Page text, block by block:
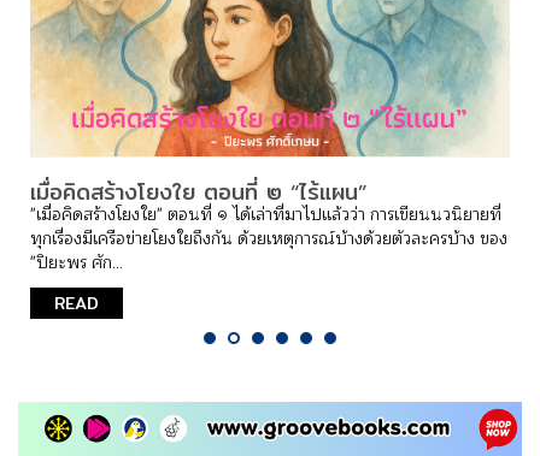
เมื่อคิดสร้างโยงใย ตอนที่ ๒ “ไร้แผน”
"เมื่อคิดสร้างโยงใย" ตอนที่ ๑ ได้เล่าที่มาไปแล้วว่า การเขียนนวนิยายที่
ทุกเรื่องมีเครือข่ายโยงใยถึงกัน ด้วยเหตุการณ์บ้างด้วยตัวละครบ้าง ของ
"ปิยะพร ศัก...
READ